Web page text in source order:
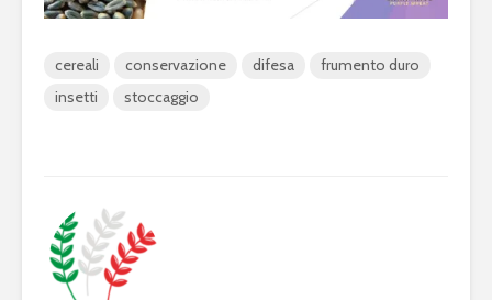
cereali conservazione difesa
frumento duro
insetti
stoccaggio